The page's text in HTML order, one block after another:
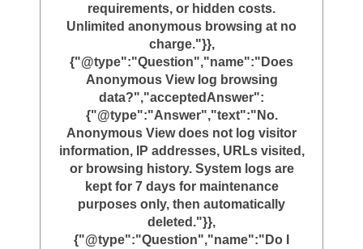
requirements, or hidden costs.
Unlimited anonymous browsing at no
charge."}},
{"@type":"Question","name":"Does
Anonymous View log browsing
data?","acceptedAnswer":
{"@type":"Answer","text":"No.
Anonymous View does not log visitor
information, IP addresses, URLs visited,
or browsing history. System logs are
kept for 7 days for maintenance
purposes only, then automatically
deleted."}},
{"@type":"Question","name":"Do I